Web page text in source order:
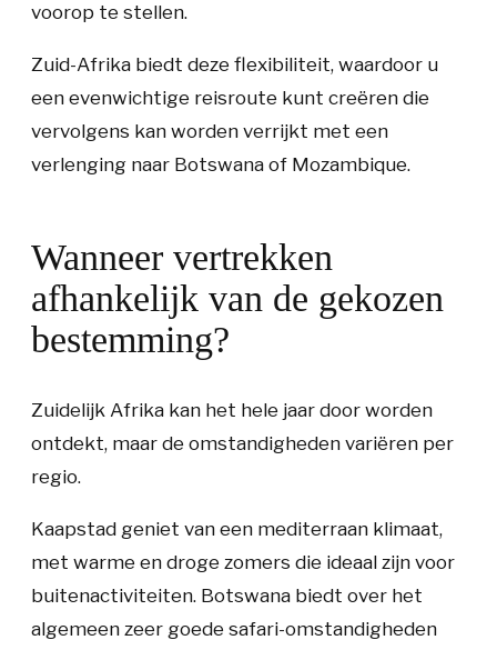
voorop te stellen.
Zuid-Afrika biedt deze flexibiliteit, waardoor u
een evenwichtige reisroute kunt creëren die
vervolgens kan worden verrijkt met een
verlenging naar Botswana of Mozambique.
Wanneer vertrekken
afhankelijk van de gekozen
bestemming?
Zuidelijk Afrika kan het hele jaar door worden
ontdekt, maar de omstandigheden variëren per
regio.
Kaapstad geniet van een mediterraan klimaat,
met warme en droge zomers die ideaal zijn voor
buitenactiviteiten. Botswana biedt over het
algemeen zeer goede safari-omstandigheden